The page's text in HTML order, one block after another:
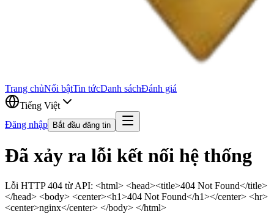
Trang chủNổi bậtTin tứcDanh sáchĐánh giá
Tiếng Việt
Đăng nhập
Bắt đầu đăng tin
Đã xảy ra lỗi kết nối hệ thống
Lỗi HTTP 404 từ API: <html> <head><title>404 Not Found</title>
</head> <body> <center><h1>404 Not Found</h1></center> <hr>
<center>nginx</center> </body> </html>